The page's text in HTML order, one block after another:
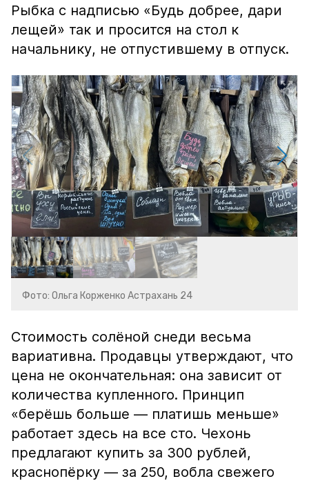
Рыбка с надписью «Будь добрее, дари
лещей» так и просится на стол к
начальнику, не отпустившему в отпуск.
Фото: Ольга Корженко Астрахань 24
Стоимость солёной снеди весьма
вариативна. Продавцы утверждают, что
цена не окончательная: она зависит от
количества купленного. Принцип
«берёшь больше — платишь меньше»
работает здесь на все сто. Чехонь
предлагают купить за 300 рублей,
краснопёрку — за 250, вобла свежего